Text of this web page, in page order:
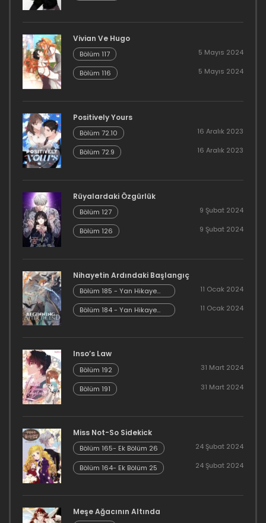
Bölüm 42
16 Aralık 2023
Bölüm 41
16 Aralık 2023
Bölüm 40
16 Aralık 2023
Bölüm 39
Bölüm 38
16 Aralık 2023
16 Aralık 2023
Bölüm 36
Bölüm 35
16 Aralık 2023
16 Aralık 2023
Bölüm 33
16 Aralık 2023
Bölüm 32
Vivian Ve Hugo
Bölüm 117 5 Mayıs 2024
Bölüm 116 5 Mayıs 2024
Positively Yours
Bölüm 72.10 16 Aralık 2023
Bölüm 72.9 16 Aralık 2023
Rüyalardaki Özgürlük
Bölüm 127 9 Şubat 2024
Bölüm 126 9 Şubat 2024
Nihayetin Ardındaki Başlangıç
Bölüm 185 - Yan Hikaye
Kısım 7
11 Ocak 2024
Bölüm 184 - Yan Hikaye
Kısım 6
11 Ocak 2024
Inso’s Law
Bölüm 192 31 Mart 2024
Bölüm 191 31 Mart 2024
Miss Not-So Sidekick
Bölüm 165- Ek Bölüm 26 24 Şubat 2024
Bölüm 164- Ek Bölüm 25 24 Şubat 2024
Meşe Ağacının Altında